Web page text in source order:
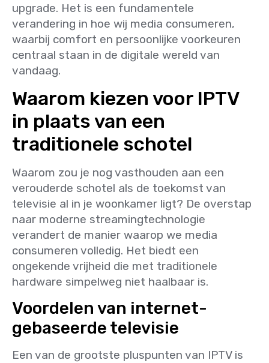
upgrade. Het is een fundamentele
verandering in hoe wij media consumeren,
waarbij comfort en persoonlijke voorkeuren
centraal staan in de digitale wereld van
vandaag.
Waarom kiezen voor IPTV
in plaats van een
traditionele schotel
Waarom zou je nog vasthouden aan een
verouderde schotel als de toekomst van
televisie al in je woonkamer ligt? De overstap
naar moderne streamingtechnologie
verandert de manier waarop we media
consumeren volledig. Het biedt een
ongekende vrijheid die met traditionele
hardware simpelweg niet haalbaar is.
Voordelen van internet-
gebaseerde televisie
Een van de grootste pluspunten van IPTV is